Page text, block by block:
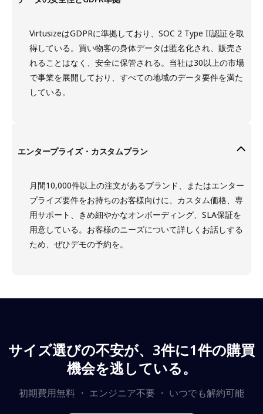
VirtusizeはGDPRに準拠しており、SOC 2 Type II認証を取
得している。買い物客の身体データは匿名化され、販売さ
れることはなく、安全に保管される。当社は30以上の市場
で事業を展開しており、すべての地域のデータ要件を満た
している。
エンタープライズ・カスタムプラン
月間10,000件以上の注文があるブランド、またはエンター
プライズ要件をお持ちのお客様向けに、カスタム価格、専
用サポート、きめ細やかなオンボーディング、SLA保証を
用意している。お客様のニーズについて詳しくお話しする
ため、ぜひデモの予約を。
サイズ選びの不安が、3件に1件の購買
機会を逃している。
初期費用無料 ・ エンジニア不要 ・ いつでも解約可能